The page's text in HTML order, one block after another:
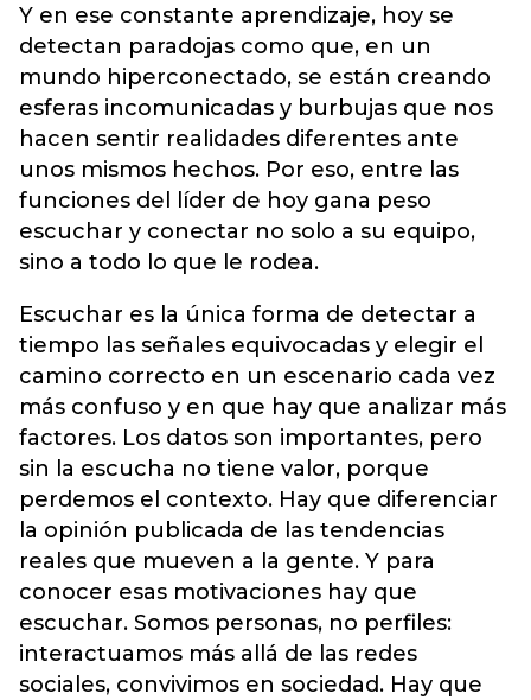
Y en ese constante aprendizaje, hoy se
detectan paradojas como que, en un
mundo hiperconectado, se están creando
esferas incomunicadas y burbujas que nos
hacen sentir realidades diferentes ante
unos mismos hechos. Por eso, entre las
funciones del líder de hoy gana peso
escuchar y conectar no solo a su equipo,
sino a todo lo que le rodea.
Escuchar es la única forma de detectar a
tiempo las señales equivocadas y elegir el
camino correcto en un escenario cada vez
más confuso y en que hay que analizar más
factores. Los datos son importantes, pero
sin la escucha no tiene valor, porque
perdemos el contexto. Hay que diferenciar
la opinión publicada de las tendencias
reales que mueven a la gente. Y para
conocer esas motivaciones hay que
escuchar. Somos personas, no perfiles:
interactuamos más allá de las redes
sociales, convivimos en sociedad. Hay que